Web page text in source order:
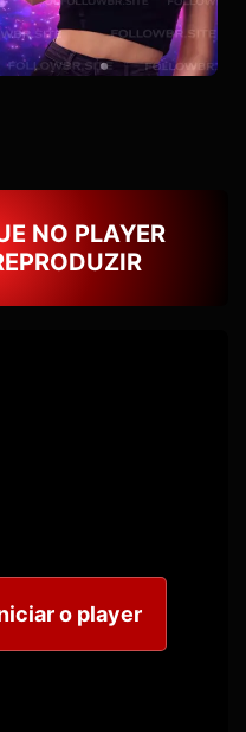
NO PLAYER
o player